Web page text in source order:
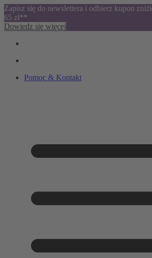
Zapisz się do newslettera i odbierz kupon
65 zł**
Dowiedz się więcej
Pomoc & Kontakt